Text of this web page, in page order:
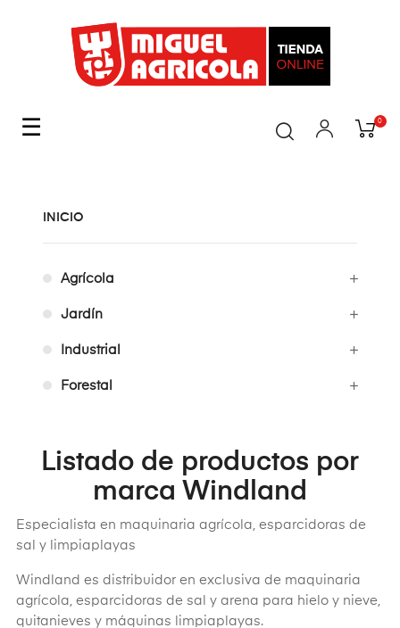
Navegación
☰ 0
INICIO
Agrícola
Jardín
Industrial
Forestal
Listado de productos por
marca Windland
Especialista en maquinaria agrícola, esparcidoras de
sal y limpiaplayas
Windland es distribuidor en exclusiva de maquinaria
agrícola, esparcidoras de sal y arena para hielo y nieve,
quitanieves y máquinas limpiaplayas.